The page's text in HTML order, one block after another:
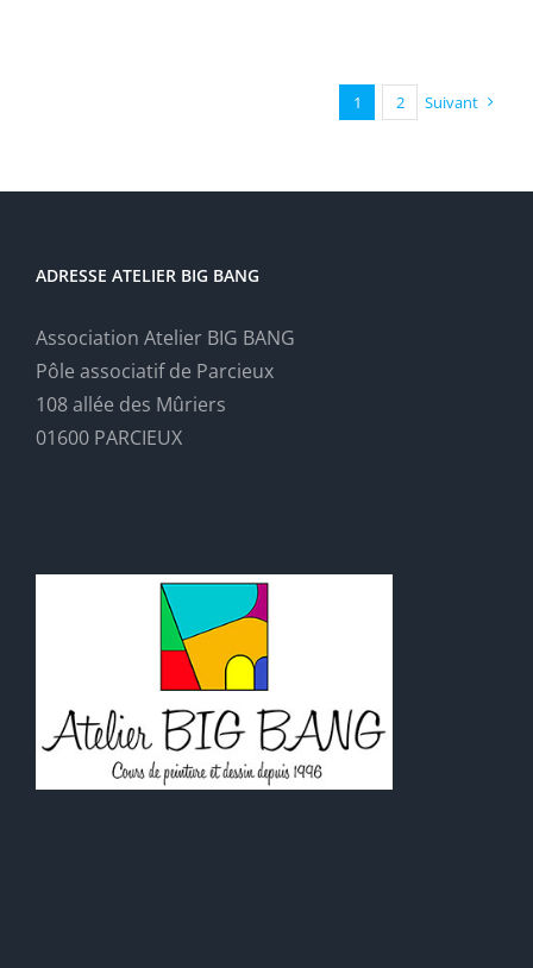
1 2 Suivant
ADRESSE ATELIER BIG BANG
Association Atelier BIG BANG
Pôle associatif de Parcieux
108 allée des Mûriers
01600 PARCIEUX